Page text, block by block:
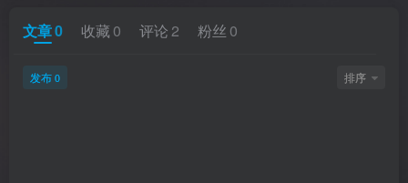
文章0 收藏 0 评论 2 粉丝 0
发布 0 排序